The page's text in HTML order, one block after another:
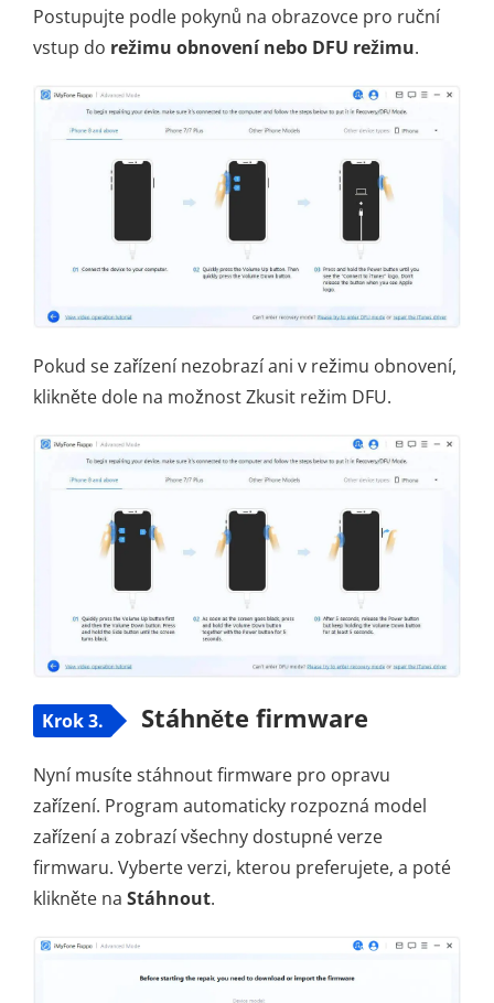
Postupujte podle pokynů na obrazovce pro ruční
vstup do režimu obnovení nebo DFU režimu.
Pokud se zařízení nezobrazí ani v režimu obnovení,
klikněte dole na možnost Zkusit režim DFU.
Krok 3. Stáhněte firmware
Nyní musíte stáhnout firmware pro opravu
zařízení. Program automaticky rozpozná model
zařízení a zobrazí všechny dostupné verze
firmwaru. Vyberte verzi, kterou preferujete, a poté
klikněte na Stáhnout.